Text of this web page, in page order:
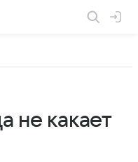
не какает